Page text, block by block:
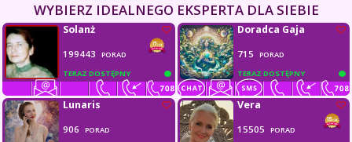
WYBIERZ IDEALNEGO EKSPERTA DLA SIEBIE
TERAZ DOSTĘPNY
Solanż
199443
PORAD
TERAZ DOSTĘPNY
Doradca Gaja
715 PORAD
Lunaris
906
PORAD
Vera
15505 PORAD